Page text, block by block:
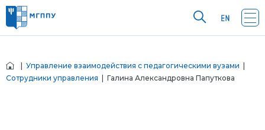
Управление взаимодействия с педагогическими вузами
Сотрудники управления | Галина Александровна Папуткова